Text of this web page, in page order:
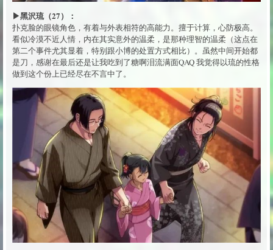
▶黑沢琉（27）：
扑克脸的眼镜角色，有着与外表相符的高能力。擅于计算，心防极高。
看似冷漠不近人情，内在其实意外的温柔，是那种理智的温柔（这点在
第二个事件尤其显着，特别跟小博的处置方式相比）。虽然中间开始都
是刀，感谢在最后还是让我吃到了糖啊泪流满面QAQ 我觉得以琉的性格
做到这个份上已经尽在不言中了。